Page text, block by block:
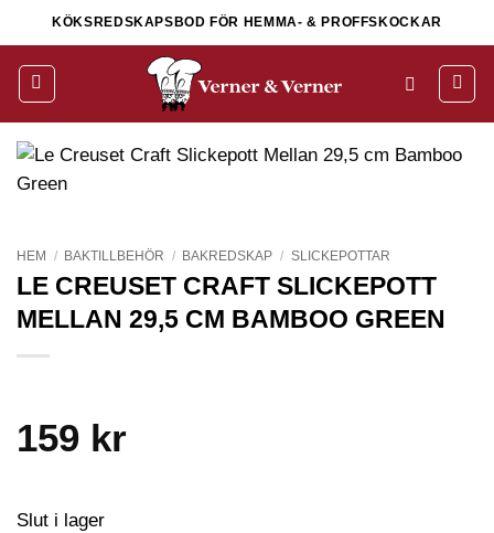
to
content
KÖKSREDSKAPSBOD FÖR HEMMA- & PROFFSKOCKAR
HEM / BAKTILLBEHÖR / BAKREDSKAP / SLICKEPOTTAR
LE CREUSET CRAFT SLICKEPOTT
MELLAN 29,5 CM BAMBOO GREEN
159 kr
Slut i lager